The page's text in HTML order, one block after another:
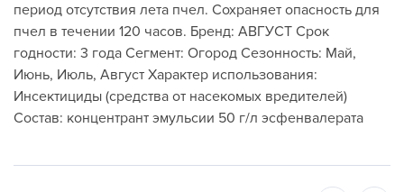
период отсутствия лета пчел. Сохраняет опасность для
пчел в течении 120 часов. Бренд: АВГУСТ Срок
годности: 3 года Сегмент: Огород Сезонность: Май,
Июнь, Июль, Август Характер использования:
Инсектициды (средства от насекомых вредителей)
Состав: концентрант эмульсии 50 г/л эсфенвалерата